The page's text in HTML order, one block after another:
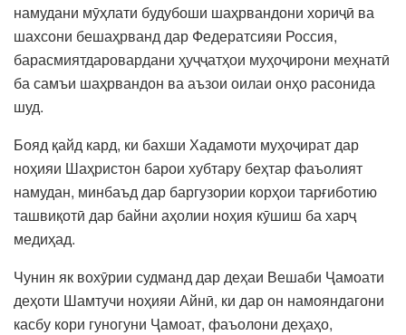
намудани мӯҳлати будубоши шаҳрвандони хориҷӣ ва
шахсони бешаҳрванд дар Федератсияи Россия,
барасмиятдаровардани ҳуҷҷатҳои муҳоҷирони меҳнатӣ
ба самъи шаҳрвандон ва аъзои оилаи онҳо расонида
шуд.
Бояд қайд кард, ки бахши Хадамоти муҳоҷират дар
ноҳияи Шаҳристон барои хубтару беҳтар фаъолият
намудан, минбаъд дар баргузории корҳои тарғиботию
ташвиқотӣ дар байни аҳолии ноҳия кӯшиш ба харҷ
медиҳад.
Чунин як вохӯрии судманд дар деҳаи Вешаби Ҷамоати
деҳоти Шамтучи ноҳияи Айнӣ, ки дар он намояндагони
касбу кори гуногуни Ҷамоат, фаъолони деҳаҳо,